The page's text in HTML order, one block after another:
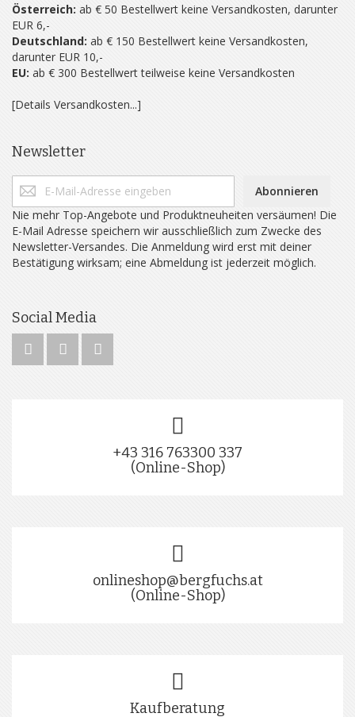
Österreich: ab € 50 Bestellwert keine Versandkosten, darunter
EUR 6,-
Deutschland: ab € 150 Bestellwert keine Versandkosten,
darunter EUR 10,-
EU: ab € 300 Bestellwert teilweise keine Versandkosten
[Details Versandkosten...]
Newsletter
Abonnieren
Nie mehr Top-Angebote und Produktneuheiten versäumen! Die
E-Mail Adresse speichern wir ausschließlich zum Zwecke des
Newsletter-Versandes. Die Anmeldung wird erst mit deiner
Bestätigung wirksam; eine Abmeldung ist jederzeit möglich.
Social Media
+43 316 763300 337
(Online-Shop)
onlineshop@bergfuchs.at
(Online-Shop)
Kaufberatung